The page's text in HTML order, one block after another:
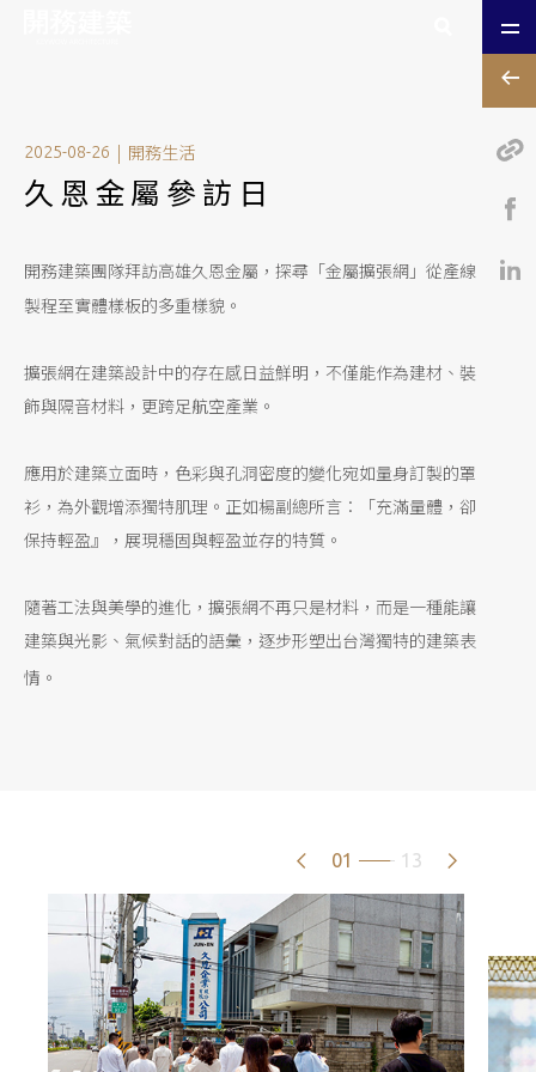
2025-08-26 | 開務生活
久恩金屬參訪日
開務建築團隊拜訪高雄久恩金屬，探尋「金屬擴張網」從產線
製程至實體樣板的多重樣貌。
擴張網在建築設計中的存在感日益鮮明，不僅能作為建材、裝
飾與隔音材料，更跨足航空產業。
應用於建築立面時，色彩與孔洞密度的變化宛如量身訂製的罩
衫，為外觀增添獨特肌理。正如楊副總所言：「充滿量體，卻
保持輕盈』，展現穩固與輕盈並存的特質。
隨著工法與美學的進化，擴張網不再只是材料，而是一種能讓
建築與光影、氣候對話的語彙，逐步形塑出台灣獨特的建築表
情。
01 13